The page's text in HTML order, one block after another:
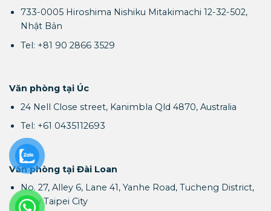
733-0005 Hiroshima Nishiku Mitakimachi 12-32-502,
Nhật Bản
Tel: +81 90 2866 3529
Văn phòng tại Úc
24 Nell Close street, Kanimbla Qld 4870, Australia
Tel: +61 0435112693
Văn phòng tại Đài Loan
No. 27, Alley 6, Lane 41, Yanhe Road, Tucheng District,
New Taipei City